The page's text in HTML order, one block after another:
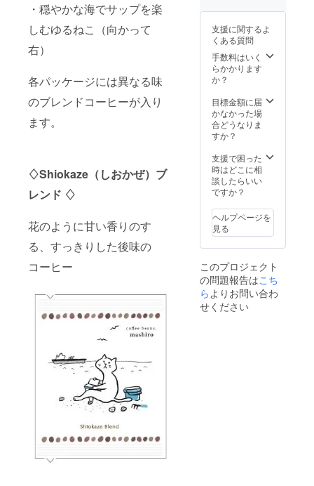
・穏やかな海でサップを楽
しむゆるねこ（向かって
右）
各パッケージには異なる味
のブレンドコーヒーが入り
ます。
♢Shiokaze（しおかぜ）ブ
レンド ♢
花のように甘い香りのす
る、すっきりした後味の
コーヒー
クで
す。 ※
ご支援
金額に
は、配
及び梱
包資材
費用等
が含ま
ます。
※すべて
の商品
は、一
届けと
なりま
選び頂
けませ
ん。
コー
ヒーの
お届け
が不要
な月
は、該
にご連
絡くだ
さいま
2021年
2月のお
届けが
不要な
場合
→2021
日18時
までに
当店に
その旨
ご連絡
くださ
い
まコー
ヒー 1
箱 ②
は、カ
フェイ
ンが
ヒーの
無糖の
カフェ
です。
牛乳で
割って
頂くた
縮型
ヒーで
す。 ③
～⑤
は、カ
フェイ
ンレス
コー
さいま
せ。
例．
2021年
2月にお
届け先
望
→2021
年2月5
当店に
その旨
ご連絡
くださ
（メー
ルでも
お電話
でも構
ん）。
（４）
定期便
を途中
す。
（２）
定期便
期間
は、
2020年
11月で
す。
（３）
変更は
可能で
す。該
当月の5
にご連
絡くだ
さいま
せ。
2021年
2月にお
届け先
のご変
更を希
金額に
送料金
及び梱
包資材
費用等
が含ま
ます。
※非常に
大きな
段ボー
きま
す。 ※
配送方
法はお
けませ
ん。
支援に関するよ
くある質問
手数料はいく
らかかります
か？
目標金額に届
かなかった場
合どうなりま
すか？
支援で困った
時はどこに相
談したらいい
ですか？
ヘルプページを
見る
このプロジェクト
の問題報告はこち
らよりお問い合わ
せください